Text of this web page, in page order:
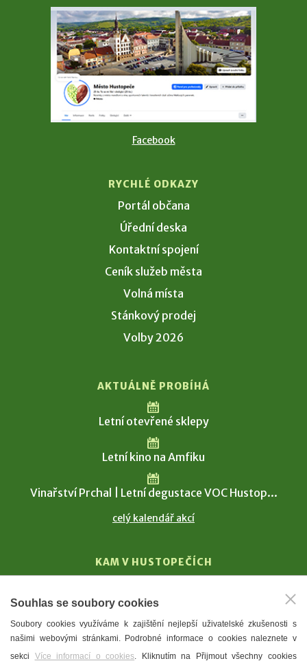
Facebook
RYCHLÉ ODKAZY
Portál občana
Úřední deska
Kontaktní spojení
Ceník služeb města
Volná místa
Stánkový prodej
Volby 2026
AKTUÁLNĚ PROBÍHÁ
Letní otevřené sklepy
Letní kino na Amfiku
Vinařství Prchal | Letní degustace VOC Hustop...
celý kalendář akcí
KAM V HUSTOPEČÍCH
T. G. Masaryk
Mandloně
Ubytování
Souhlas se soubory cookies
Soubory cookies využíváme k zajištění nejlepší uživatelské zkušenosti s
našimi webovými stránkami. Podrobné informace o cookies naleznete v
sekci Více informací o cookies. Kliknutím na Přijmout všechny cookies